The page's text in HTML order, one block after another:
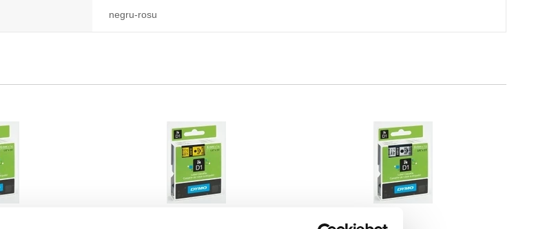
negru-rosu